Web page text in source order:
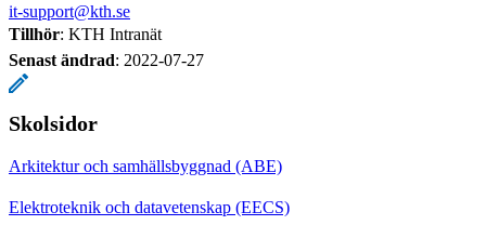
it-support@kth.se
Tillhör: KTH Intranät
Senast ändrad: 2022-07-27
Skolsidor
Arkitektur och samhällsbyggnad (ABE)
Elektroteknik och datavetenskap (EECS)